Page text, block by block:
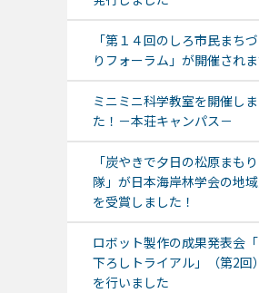
「第１４回のしろ市民まちづ
りフォーラム」が開催され
ミニミニ科学教室を開催し
た！－本荘キャンパス－
「炭やきで夕日の松原まもり
隊」が日本海岸林学会の地
を受賞しました！
ロボット製作の成果発表会
下ろしトライアル」（第2回）
を行いました